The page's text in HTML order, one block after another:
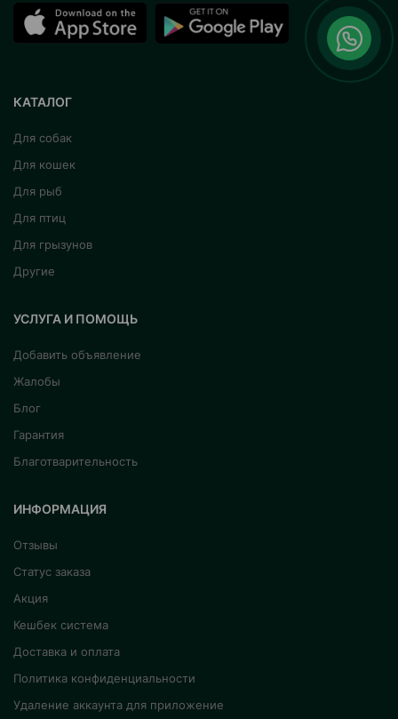
КАТАЛОГ
Для собак
Для кошек
Для рыб
Для птиц
Для грызунов
Другие
УСЛУГА И ПОМОЩЬ
Добавить объявление
Жалобы
Блог
Гарантия
Благотварительность
ИНФОРМАЦИЯ
Отзывы
Статус заказа
Акция
Кешбек система
Доставка и оплата
Политика конфиденциальности
Удаление аккаунта для приложение